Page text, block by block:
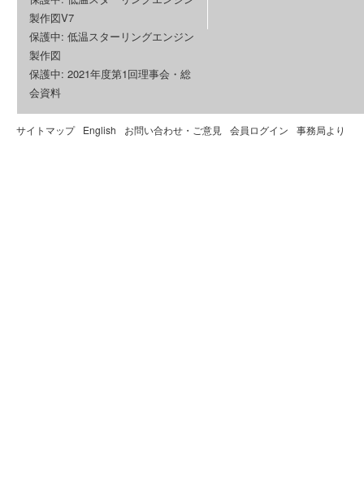
製作図V7
保護中: 低温スターリングエンジン
製作図
保護中: 2021年度第1回理事会・総
会資料
サイトマップ English お問い合わせ・ご意見 会員ログイン 事務局より